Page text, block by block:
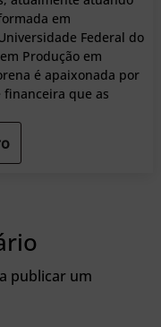
em
Federal do
Produção em
é apaixonada por
que as
publicar um